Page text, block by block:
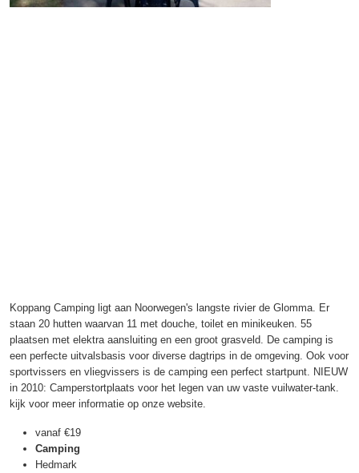
Koppang Camping ligt aan Noorwegen's langste rivier de Glomma. Er
staan 20 hutten waarvan 11 met douche, toilet en minikeuken. 55
plaatsen met elektra aansluiting en een groot grasveld. De camping is
een perfecte uitvalsbasis voor diverse dagtrips in de omgeving. Ook voor
sportvissers en vliegvissers is de camping een perfect startpunt. NIEUW
in 2010: Camperstortplaats voor het legen van uw vaste vuilwater-tank.
kijk voor meer informatie op onze website.
vanaf €19
Camping
Hedmark